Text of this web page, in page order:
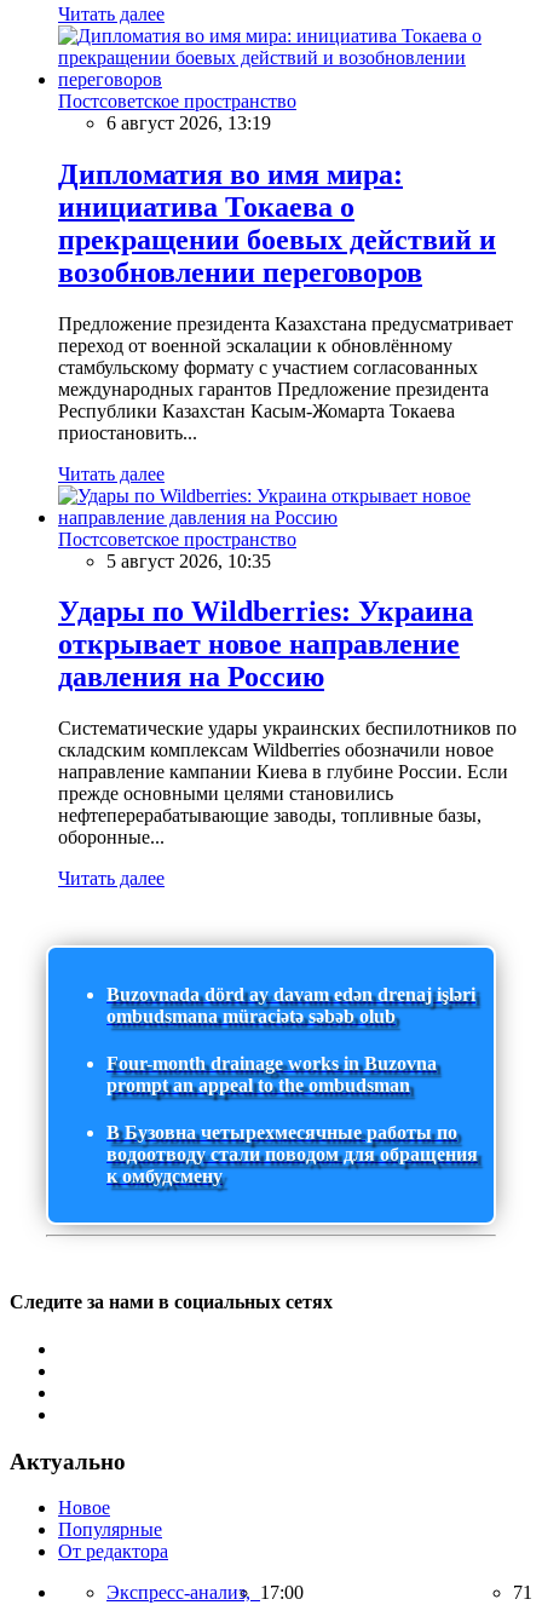
Читать далее
Постсоветское пространство
6 август 2026, 13:19
Дипломатия во имя мира:
инициатива Токаева о
прекращении боевых действий и
возобновлении переговоров
Предложение президента Казахстана предусматривает
переход от военной эскалации к обновлённому
стамбульскому формату с участием согласованных
международных гарантов Предложение президента
Республики Казахстан Касым-Жомарта Токаева
приостановить...
Читать далее
Постсоветское пространство
5 август 2026, 10:35
Удары по Wildberries: Украина
открывает новое направление
давления на Россию
Систематические удары украинских беспилотников по
складским комплексам Wildberries обозначили новое
направление кампании Киева в глубине России. Если
прежде основными целями становились
нефтеперерабатывающие заводы, топливные базы,
оборонные...
Читать далее
Buzovnada dörd ay davam edən drenaj işləri
ombudsmana müraciətə səbəb olub
Four-month drainage works in Buzovna
prompt an appeal to the ombudsman
В Бузовна четырехмесячные работы по
водоотводу стали поводом для обращения
к омбудсмену
Следите за нами в социальных сетях
Актуально
Новое
Популярные
От редактора
Экспресс-анализ, 17:00 71